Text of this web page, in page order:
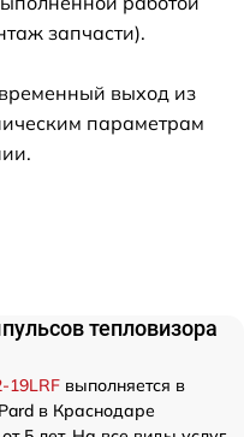
запчасти).
выход из
параметрам
тепловизора
19LRF выполняется в
в Краснодаре